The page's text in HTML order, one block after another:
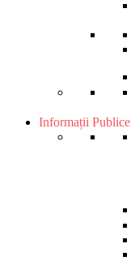
Informații Publice